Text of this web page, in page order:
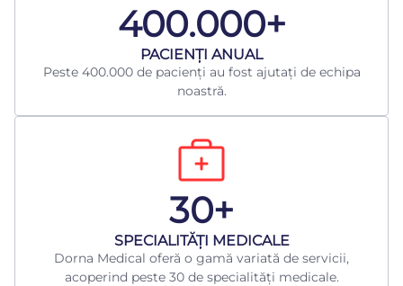
400.000+
​PACIENȚI ANUAL
Peste 400.000 de pacienți au fost ajutați de echipa
noastră.
30+
​SPECIALITĂȚI MEDICALE
Dorna Medical oferă o gamă variată de servicii,
acoperind peste 30 de specialități medicale.